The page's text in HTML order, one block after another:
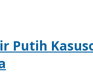
Putih